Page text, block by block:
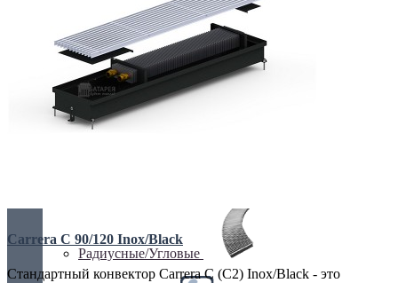
Низкие (до 70 мм)
Радиусные/Угловые
Carrera C 90/120 Inox/Black
Стандартный конвектор Carrera C (C2) Inox/Black - это